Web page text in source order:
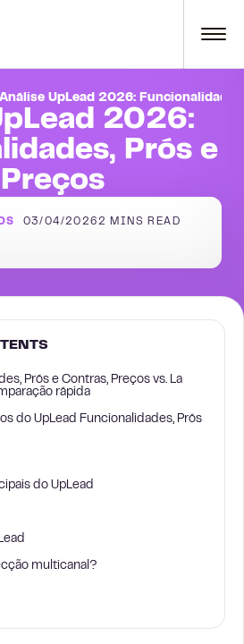
Análise UpLead 2026:
2026:
Prós e
03/04/2026 2 MINS READ
Prós e Contras, Preços vs. La
rápida
do UpLead Funcionalidades, Prós
do UpLead
multicanal?